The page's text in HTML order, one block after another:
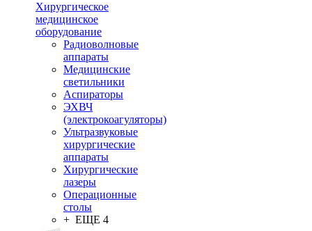
Хирургическое
медицинское
оборудование
Радиоволновые
аппараты
Медицинские
светильники
Аспираторы
ЭХВЧ
(электрокоагуляторы)
Ультразвуковые
хирургические
аппараты
Хирургические
лазеры
Операционные
столы
+ ЕЩЕ 4